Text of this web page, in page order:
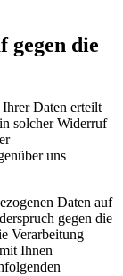
die
Daten erteilt
solcher Widerruf
uns
Daten auf
gegen die
Verarbeitung
Ihnen